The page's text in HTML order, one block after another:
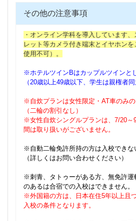
その他の注意事項
・オンライン学科を導入しています
レット等カメラ付き端末とイヤホン
使用不可）。
※ホテルツインBはカップルツインと
（20歳以上49歳以下、学生は親権者同
※自炊プランは女性限定・AT車のみの
（二輪の割引なし）
※女性自炊シングルプランは、7/20～
間は取り扱いがございません。
※自動二輪免許所持の方は入校できな
（詳しくはお問い合わせください）
※刺青、タトゥーがある方、無免許運
のあるは合宿での入校はできません。
※外国籍の方は、日本在住5年以上且
入校の条件となります。